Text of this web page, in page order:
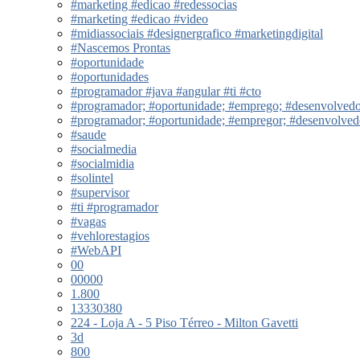
#marketing #edicao #redessocias
#marketing #edicao #video
#midiassociais #designergrafico #marketingdigital
#Nascemos Prontas
#oportunidade
#oportunidades
#programador #java #angular #ti #cto
#programador; #oportunidade; #emprego;
#programador; #oportunidade; #empregor;
#saude
#socialmedia
#socialmidia
#solintel
#supervisor
#ti #programador
#vagas
#vehlorestagios
#WebAPI
00
00000
1.800
13330380
224 - Loja A - 5 Piso Térreo - Milton Gavetti
3d
800